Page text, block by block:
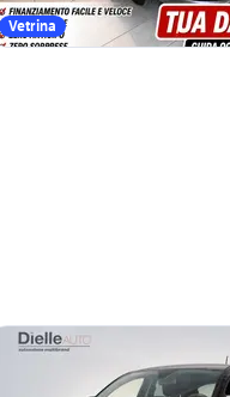
Vetrina